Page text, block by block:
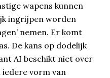
wapens kunnen
ingrijpen worden
nemen. Er komt
De kans op dodelijk
AI beschikt niet over
iedere vorm van